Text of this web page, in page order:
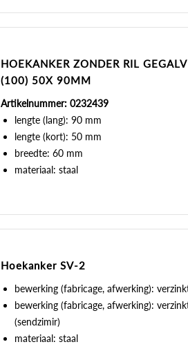
HOEKANKER ZONDER RIL GEGALV
(100) 50X 90MM
Artikelnummer: 0232439
lengte (lang): 90 mm
lengte (kort): 50 mm
breedte: 60 mm
materiaal: staal
Hoekanker SV-2
bewerking (fabricage, afwerking):
bewerking (fabricage, afwerking):
(sendzimir)
materiaal: staal